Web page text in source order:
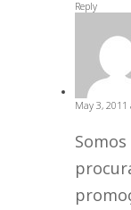
Reply
May 3,